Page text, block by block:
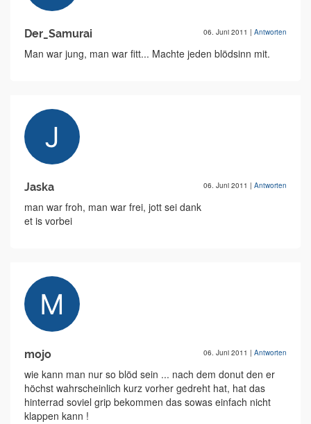
Der_Samurai 06. Juni 2011 | Antworten
Man war jung, man war fitt... Machte jeden blödsinn mit.
Jaska 06. Juni 2011 | Antworten
man war froh, man war frei, jott sei dank
et is vorbei
mojo 06. Juni 2011 | Antworten
wie kann man nur so blöd sein ... nach dem donut den er
höchst wahrscheinlich kurz vorher gedreht hat, hat das
hinterrad soviel grip bekommen das sowas einfach nicht
klappen kann !